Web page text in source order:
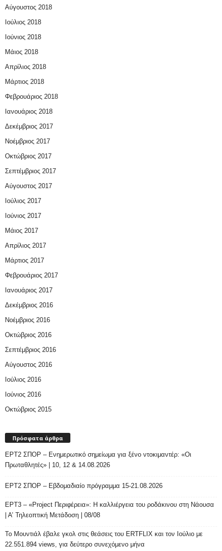
Αύγουστος 2018
Ιούλιος 2018
Ιούνιος 2018
Μάιος 2018
Απρίλιος 2018
Μάρτιος 2018
Φεβρουάριος 2018
Ιανουάριος 2018
Δεκέμβριος 2017
Νοέμβριος 2017
Οκτώβριος 2017
Σεπτέμβριος 2017
Αύγουστος 2017
Ιούλιος 2017
Ιούνιος 2017
Μάιος 2017
Απρίλιος 2017
Μάρτιος 2017
Φεβρουάριος 2017
Ιανουάριος 2017
Δεκέμβριος 2016
Νοέμβριος 2016
Οκτώβριος 2016
Σεπτέμβριος 2016
Αύγουστος 2016
Ιούλιος 2016
Ιούνιος 2016
Οκτώβριος 2015
Πρόσφατα άρθρα
ΕΡΤ2 ΣΠΟΡ – Ενημερωτικό σημείωμα για ξένο ντοκιμαντέρ: «Οι
Πρωταθλητές» | 10, 12 & 14.08.2026
ΕΡΤ2 ΣΠΟΡ – Εβδομαδιαίο πρόγραμμα 15-21.08.2026
ΕΡΤ3 – «Project Περιφέρεια»: Η καλλιέργεια του ροδάκινου στη Νάουσα
| Α’ Τηλεοπτική Μετάδοση | 08/08
Το Μουντιάλ έβαλε γκολ στις θεάσεις του ERTFLIX και τον Ιούλιο με
22.551.894 views, για δεύτερο συνεχόμενο μήνα